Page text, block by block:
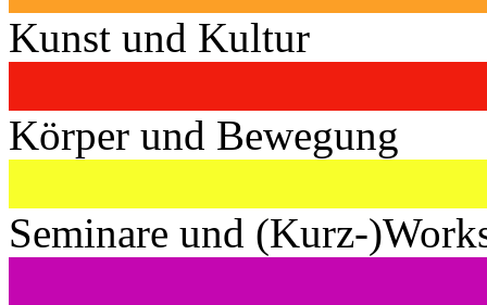
Kunst und Kultur
Körper und Bewegung
Seminare und (Kurz-